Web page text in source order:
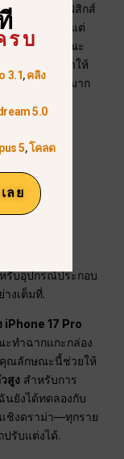
วของอวตาร ฟิสิกส์
ามสมจริง แม้แต่
ส้นผมที่ลอยขณะ
ฎของฟิสิกส์ ทำให้
ทจในโลกจริงมาก
หยุ่น
รับอุปกรณ์ประกอบ
งเต็มที่.
iPhone 17 Pro
ะทำฉากแกะกล่อง
คุณลักษณะนี้ช่วยให้
สูง สำหรับการ
นยังได้ทดลองกับ
เชิงดราม่า—ทุกราย
ปรับแต่งได้.
รบ
3.1,คลิง
5.0
5,โคลด
ลย